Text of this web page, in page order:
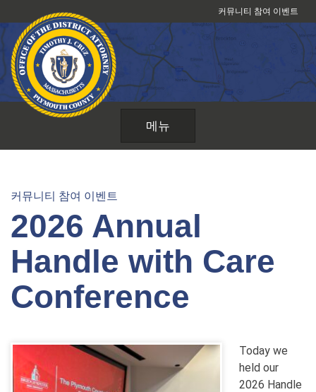
텐
츠
건
커뮤니티 참여 이벤트
메뉴
커뮤니티 참여 이벤트
2026 Annual
Handle with Care
Conference
Today we
held our
2026 Handle